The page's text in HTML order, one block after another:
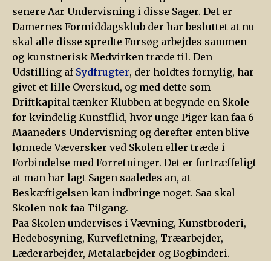
senere Aar Undervisning i disse Sager. Det er
Damernes Formiddagsklub der har besluttet at nu
skal alle disse spredte Forsøg arbejdes sammen
og kunstnerisk Medvirken træde til. Den
Udstilling af Sydfrugter, der holdtes fornylig, har
givet et lille Overskud, og med dette som
Driftkapital tænker Klubben at begynde en Skole
for kvindelig Kunstflid, hvor unge Piger kan faa 6
Maaneders Undervisning og derefter enten blive
lønnede Væversker ved Skolen eller træde i
Forbindelse med Forretninger. Det er fortræffeligt
at man har lagt Sagen saaledes an, at
Beskæftigelsen kan indbringe noget. Saa skal
Skolen nok faa Tilgang.
Paa Skolen undervises i Vævning, Kunstbroderi,
Hedebosyning, Kurvefletning, Træarbejder,
Læderarbejder, Metalarbejder og Bogbinderi.